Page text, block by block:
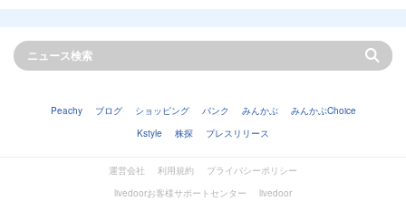
Peachy ブログ ショッピング バンク みんかぶ
みんかぶChoice
Kstyle
株探 プレスリリース
運営会社 利用規約
プライバシーポリシー
livedoorお客様サポートセンター
livedoor